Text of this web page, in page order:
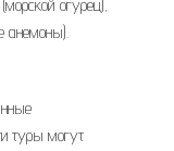
огурец),
анемоны).
туры могут